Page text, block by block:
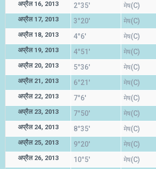
अप्रैल 16, 2013 2°35' मेष(C)
अप्रैल 17, 2013 3°20' मेष(C)
अप्रैल 18, 2013 4°6' मेष(C)
अप्रैल 19, 2013 4°51' मेष(C)
अप्रैल 20, 2013 5°36' मेष(C)
अप्रैल 21, 2013 6°21' मेष(C)
अप्रैल 22, 2013 7°6' मेष(C)
अप्रैल 23, 2013 7°50' मेष(C)
अप्रैल 24, 2013 8°35' मेष(C)
अप्रैल 25, 2013 9°20' मेष(C)
अप्रैल 26, 2013 10°5' मेष(C)